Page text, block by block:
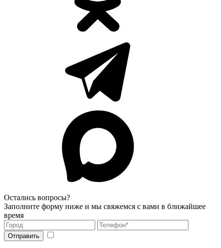
Остались вопросы?
Заполните форму ниже и мы свяжемся с вами в ближайшее
время